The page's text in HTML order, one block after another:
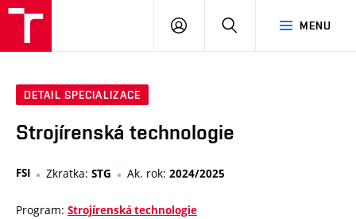
MENU
PŘIHLÁSIT
DETAIL SPECIALIZACE
Strojírenská technologie
FSI Zkratka: STG Ak. rok: 2024/2025
Program: Strojírenská technologie